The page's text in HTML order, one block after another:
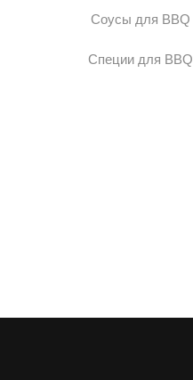
Соусы для BBQ
Специи для BBQ